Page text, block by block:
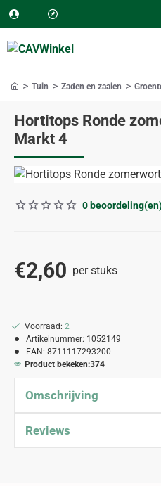
Hortitops Ronde
Markt 4
Tuin Zaden en zaaien
0
€2,60 per stuks
Voorraad: 2
Artikelnummer: 1052149
EAN: 8711117293200
Product bekeken:374
Omschrijving
Reviews